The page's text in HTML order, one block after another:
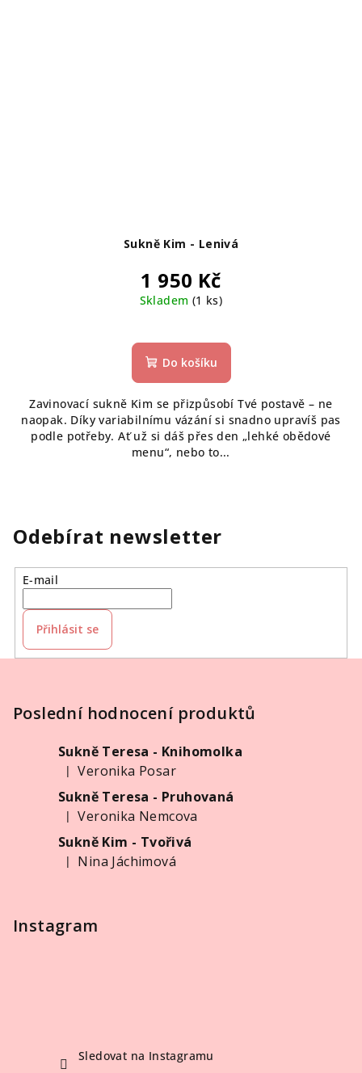
Sukně Kim - Lenivá
1 950 Kč
Skladem (1 ks)
Do košíku
Zavinovací sukně Kim se přizpůsobí Tvé postavě – ne
naopak. Díky variabilnímu vázání si snadno upravíš pas
podle potřeby. Ať už si dáš přes den „lehké obědové
menu“, nebo to...
Odebírat newsletter
E-mail
Přihlásit se
Poslední hodnocení produktů
Sukně Teresa - Knihomolka
Hodnocení produktu je 5 z 5 hvězdiček.
|
Veronika Posar
Sukně Teresa - Pruhovaná
Hodnocení produktu je 5 z 5 hvězdiček.
|
Veronika Nemcova
Sukně Kim - Tvořivá
Hodnocení produktu je 5 z 5 hvězdiček.
| Nina Jáchimová
Instagram
Sledovat na Instagramu